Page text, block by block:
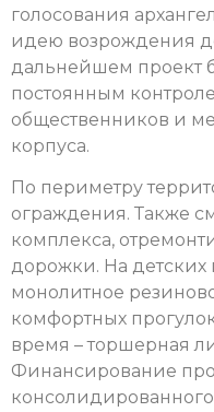
голосования
идею возрождения
дальнейшем проект
постоянным
общественников и
корпуса.
По периметру
ограждения. Также
комплекса,
дорожки. На детских
монолитное
комфортных
время – торшерная
Финансирование